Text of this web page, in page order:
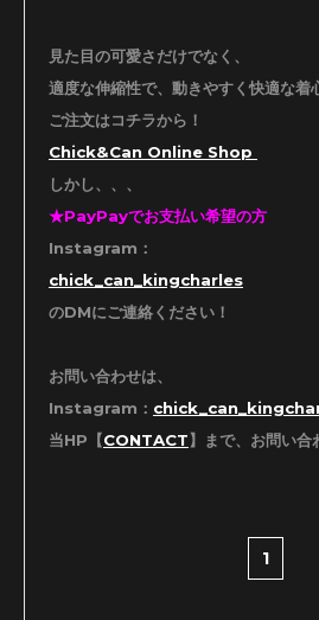
見た目の可愛さだけでなく、
適度な伸縮性で、動きやすく快適な着
ご注文はコチラから！
Chick&Can Online Shop
しかし、、、
★PayPayでお支払い希望の方
Instagram：
chick_can_kingcharles
のDMにご連絡ください！
お問い合わせは、
Instagram：
当HP【CONTACT】まで、お問い合
1